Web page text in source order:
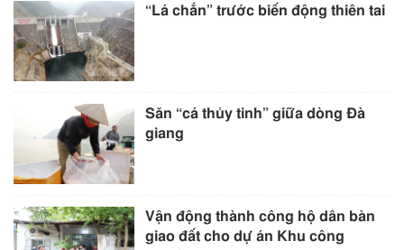
“Lá chắn” trước biến động thiên tai
Săn “cá thủy tinh” giữa dòng Đà
giang
Vận động thành công hộ dân bàn
giao đất cho dự án Khu công